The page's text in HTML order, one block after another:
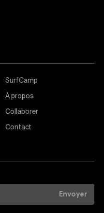
SurfCamp
À propos
Collaborer
Contact